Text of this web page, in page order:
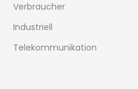
Verbraucher
Industriell
Telekommunikation